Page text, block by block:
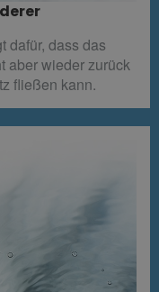
dafür, dass das
aber wieder zurück
fließen kann.